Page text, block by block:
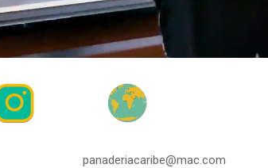
panaderiacaribe@mac.com